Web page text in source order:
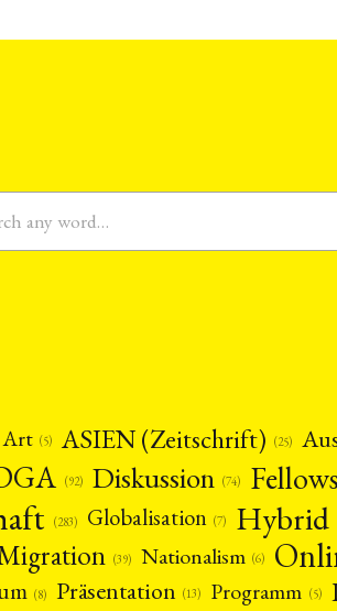
Art (5) ASIEN (Zeitschrift) (25)
(92) Diskussion (74)
(283) Globalisation (7) Hybrid
(39) Nationalism (6)
(8) Präsentation (13) Programm (5)